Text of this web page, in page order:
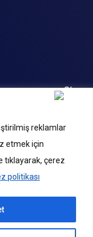
reklamlar
etmek için
tıklayarak, çerez
politikası
2024